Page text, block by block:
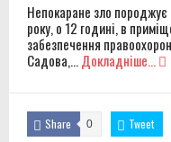
Непокаране зло
року, о 12 годині, в
забезпечення
Садова,...Докладніше...
Share 0 Tweet